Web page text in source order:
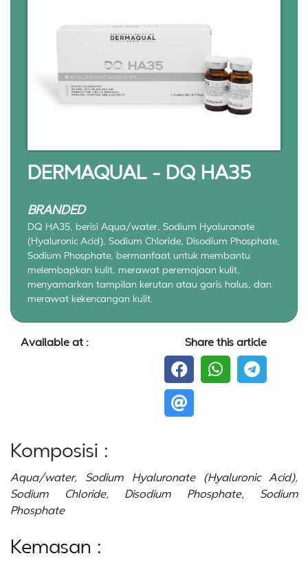
DERMAQUAL - DQ HA35
BRANDED
DQ HA35, berisi Aqua/water, Sodium Hyaluronate
(Hyaluronic Acid), Sodium Chloride, Disodium Phosphate,
Sodium Phosphate, bermanfaat untuk membantu
melembapkan kulit, merawat peremajaan kulit,
menyamarkan tampilan kerutan atau garis halus, dan
merawat kekencangan kulit.
Available at : Share this article
Komposisi :
Aqua/water, Sodium Hyaluronate (Hyaluronic Acid),
Sodium Chloride, Disodium Phosphate, Sodium
Phosphate
Kemasan :